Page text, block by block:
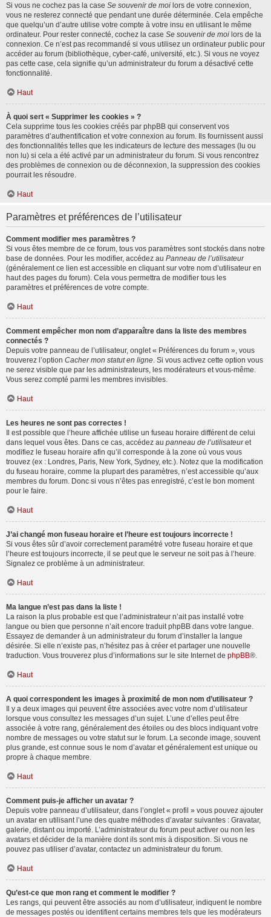
Si vous ne cochez pas la case Se souvenir de moi lors de votre connexion,
vous ne resterez connecté que pendant une durée déterminée. Cela empêche
que quelqu’un d’autre utilise votre compte à votre insu en utilisant le même
ordinateur. Pour rester connecté, cochez la case Se souvenir de moi lors de la
connexion. Ce n’est pas recommandé si vous utilisez un ordinateur public pour
accéder au forum (bibliothèque, cyber-café, université, etc.). Si vous ne voyez
pas cette case, cela signifie qu’un administrateur du forum a désactivé cette
fonctionnalité.
Haut
À quoi sert « Supprimer les cookies » ?
Cela supprime tous les cookies créés par phpBB qui conservent vos
paramètres d’authentification et votre connexion au forum. Ils fournissent aussi
des fonctionnalités telles que les indicateurs de lecture des messages (lu ou
non lu) si cela a été activé par un administrateur du forum. Si vous rencontrez
des problèmes de connexion ou de déconnexion, la suppression des cookies
pourrait les résoudre.
Haut
Paramètres et préférences de l’utilisateur
Comment modifier mes paramètres ?
Si vous êtes membre de ce forum, tous vos paramètres sont stockés dans notre
base de données. Pour les modifier, accédez au Panneau de l’utilisateur
(généralement ce lien est accessible en cliquant sur votre nom d’utilisateur en
haut des pages du forum). Cela vous permettra de modifier tous les
paramètres et préférences de votre compte.
Haut
Comment empêcher mon nom d’apparaître dans la liste des membres
connectés ?
Depuis votre panneau de l’utilisateur, onglet « Préférences du forum », vous
trouverez l’option Cacher mon statut en ligne. Si vous activez cette option vous
ne serez visible que par les administrateurs, les modérateurs et vous-même.
Vous serez compté parmi les membres invisibles.
Haut
Les heures ne sont pas correctes !
Il est possible que l’heure affichée utilise un fuseau horaire différent de celui
dans lequel vous êtes. Dans ce cas, accédez au panneau de l’utilisateuret
modifiez le fuseau horaire afin qu’il corresponde à la zone où vous vous
trouvez (ex : Londres, Paris, New York, Sydney, etc.). Notez que la modification
du fuseau horaire, comme la plupart des paramètres, n’est accessible qu’aux
membres du forum. Donc si vous n’êtes pas enregistré, c’est le bon moment
pour le faire.
Haut
J’ai changé mon fuseau horaire et l’heure est toujours incorrecte !
Si vous êtes sûr d’avoir correctement paramétré votre fuseau horaire et que
l’heure est toujours incorrecte, il se peut que le serveur ne soit pas à l’heure.
Signalez ce problème à un administrateur.
Haut
Ma langue n’est pas dans la liste !
La raison la plus probable est que l’administrateur n’ait pas installé votre
langue ou bien que personne n’ait encore traduit phpBB dans votre langue.
Essayez de demander à un administrateur du forum d’installer la langue
désirée. Si elle n’existe pas, n’hésitez pas à créer et partager une nouvelle
traduction. Vous trouverez plus d’informations sur le site Internet de phpBB®.
Haut
A quoi correspondent les images à proximité de mon nom d’utilisateur ?
Il y a deux images qui peuvent être associées avec votre nom d’utilisateur
lorsque vous consultez les messages d’un sujet. L’une d’elles peut être
associée à votre rang, généralement des étoiles ou des blocs indiquant votre
nombre de messages ou votre statut sur le forum. La seconde image, souvent
plus grande, est connue sous le nom d’avatar et généralement est unique ou
propre à chaque membre.
Haut
Comment puis-je afficher un avatar ?
Depuis votre panneau d’utilisateur, dans l’onglet « profil » vous pouvez ajouter
un avatar en utilisant l’une des quatre méthodes d’avatar suivantes : Gravatar,
galerie, distant ou importé. L’administrateur du forum peut activer ou non les
avatars et décider de la manière dont ils sont mis à disposition. Si vous ne
pouvez pas utiliser d’avatar, contactez un administrateur du forum.
Haut
Qu’est-ce que mon rang et comment le modifier ?
Les rangs, qui peuvent être associés au nom d’utilisateur, indiquent le nombre
de messages postés ou identifient certains membres tels que les modérateurs